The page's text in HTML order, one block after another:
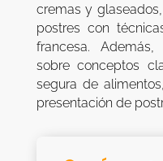
cremas y
postres con
francesa.
sobre conceptos
segura de
presentación de